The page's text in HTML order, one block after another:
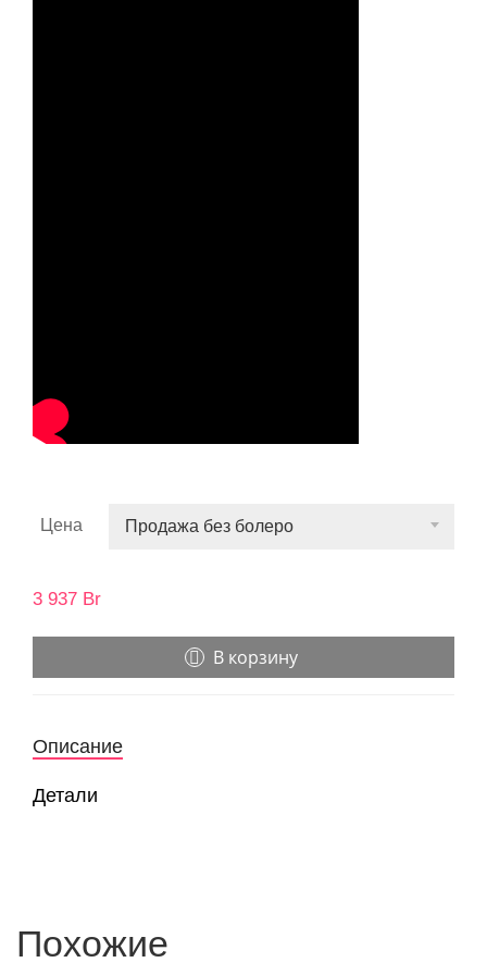
Цена Продажа без болеро
3 937 Br
В корзину
Описание
Детали
Похожие